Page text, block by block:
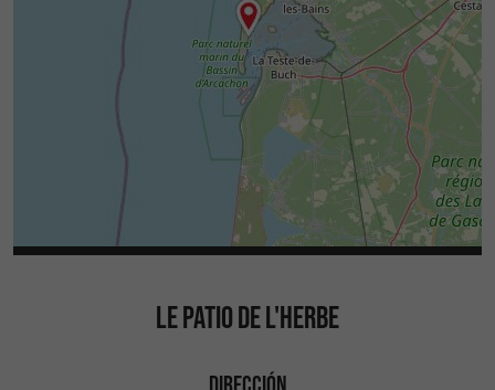
LE PATIO DE L'HERBE
DIRECCIÓN